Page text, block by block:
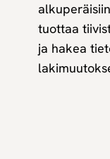
tuottaa
ja hakea